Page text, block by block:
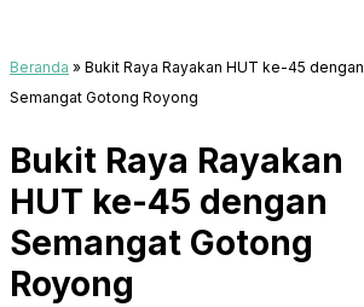
Beranda » Bukit Raya Rayakan HUT ke-45 dengan
Semangat Gotong Royong
Bukit Raya Rayakan
HUT ke-45 dengan
Semangat Gotong
Royong